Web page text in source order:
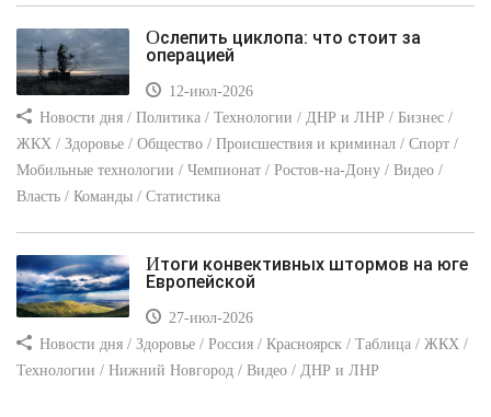
Ослепить циклопа: что стоит за
операцией
12-июл-2026
Новости дня / Политика / Технологии / ДНР и ЛНР / Бизнес /
ЖКХ / Здоровье / Общество / Происшествия и криминал / Спорт /
Мобильные технологии / Чемпионат / Ростов-на-Дону / Видео /
Власть / Команды / Статистика
Итоги конвективных штормов на юге
Европейской
27-июл-2026
Новости дня / Здоровье / Россия / Красноярск / Таблица / ЖКХ /
Технологии / Нижний Новгород / Видео / ДНР и ЛНР